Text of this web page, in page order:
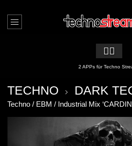
🏳️‍🌈
2 APPs für Techno
TECHNO DARK
Techno / EBM / Industrial Mix